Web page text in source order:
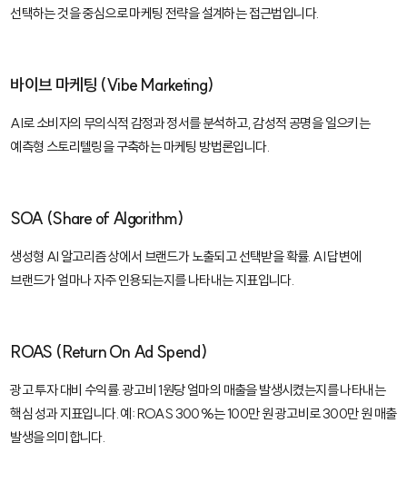
선택하는 것을 중심으로 마케팅 전략을 설계하는 접근법입니다.
바이브 마케팅 (Vibe Marketing)
AI로 소비자의 무의식적 감정과 정서를 분석하고, 감성적 공명을 일으키는
예측형 스토리텔링을 구축하는 마케팅 방법론입니다.
SOA (Share of Algorithm)
생성형 AI 알고리즘 상에서 브랜드가 노출되고 선택받을 확률. AI 답변에
브랜드가 얼마나 자주 인용되는지를 나타내는 지표입니다.
ROAS (Return On Ad Spend)
광고 투자 대비 수익률. 광고비 1원당 얼마의 매출을 발생시켰는지를 나타내는
핵심 성과 지표입니다. 예: ROAS 300%는 100만 원 광고비로 300만 원 매출
발생을 의미합니다.